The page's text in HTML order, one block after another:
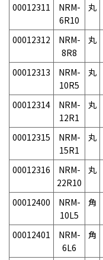
00012311
NRM-
6R10
丸
00012312
NRM-
8R8
丸
00012313
NRM-
10R5
丸
00012314
NRM-
12R1
丸
00012315
NRM-
15R1
丸
00012316
NRM-
22R10
丸
00012400
NRM-
10L5
角
00012401
NRM-
6L6
角